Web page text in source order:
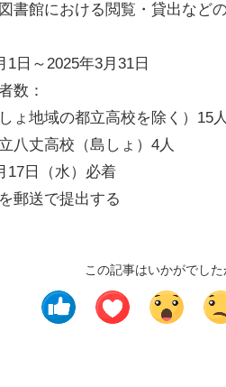
書館における閲覧・貸出など
日～2025年3月31日
数：
ょ地域の都立高校を除く）15
八丈高校（島しょ）4人
17日（水）必着
郵送で提出する
この記事はいかがでした